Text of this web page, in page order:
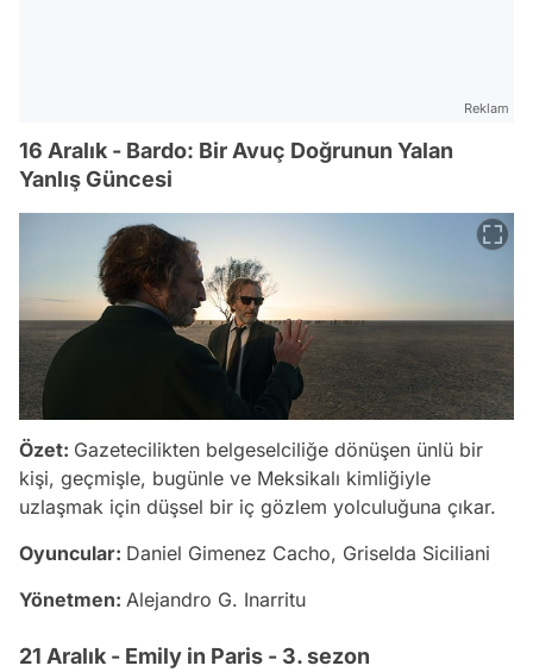
Reklam
16 Aralık - Bardo: Bir Avuç Doğrunun Yalan
Yanlış Güncesi
Özet: Gazetecilikten belgeselciliğe dönüşen ünlü bir
kişi, geçmişle, bugünle ve Meksikalı kimliğiyle
uzlaşmak için düşsel bir iç gözlem yolculuğuna çıkar.
Oyuncular: Daniel Gimenez Cacho, Griselda Siciliani
Yönetmen: Alejandro G. Inarritu
21 Aralık - Emily in Paris - 3. sezon